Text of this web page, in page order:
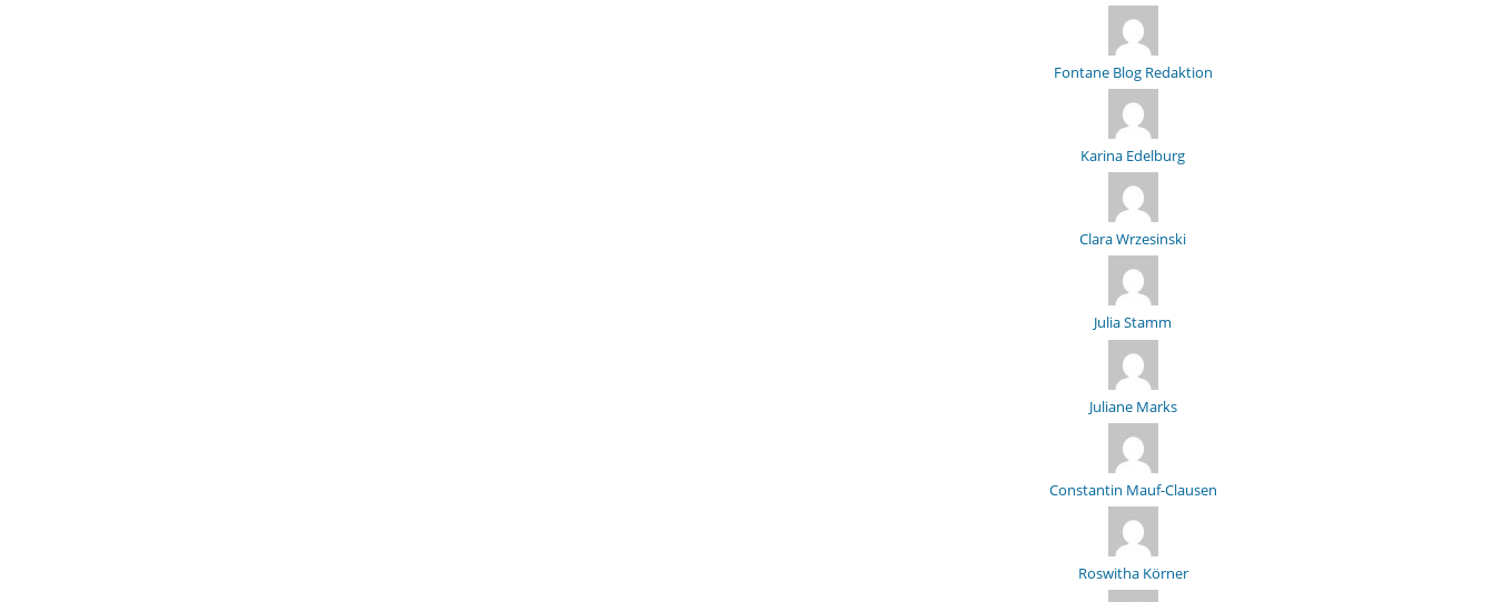
Fontane Blog Redaktion
Karina Edelburg
Clara Wrzesinski
Julia Stamm
Juliane Marks
Constantin Mauf-Clausen
Roswitha Körner